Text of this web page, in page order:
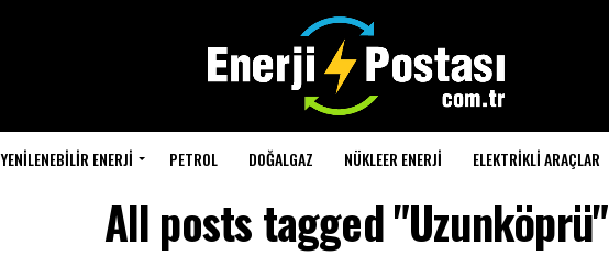
YENILENEBILIR ENERJI PETROL DOĞALGAZ NÜKLEER ENERJI ELEKTRIKLI ARAÇLAR
All posts tagged "Uzunköprü"